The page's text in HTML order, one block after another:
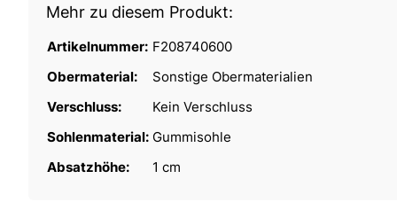
Mehr zu diesem Produkt:
Artikelnummer: F208740600
Obermaterial:
Sonstige Obermaterialien
Verschluss:
Kein Verschluss
Sohlenmaterial: Gummisohle
Absatzhöhe:
1 cm